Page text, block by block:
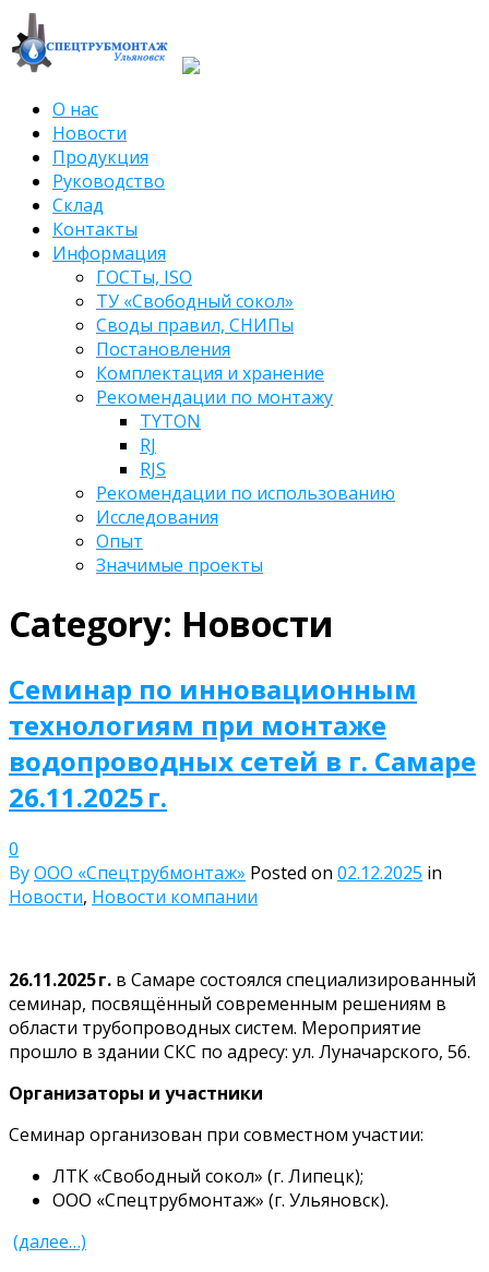
О нас
Новости
Продукция
Руководство
Склад
Контакты
Информация
ГОСТы, ISO
ТУ «Свободный сокол»
Своды правил, СНИПы
Постановления
Комплектация и хранение
Рекомендации по монтажу
TYTON
RJ
RJS
Рекомендации по использованию
Исследования
Опыт
Значимые проекты
Category: Новости
Семинар по инновационным
технологиям при монтаже
водопроводных сетей в г. Самаре
26.11.2025 г.
0
ByООО «Спецтрубмонтаж» Posted on 02.12.2025 in
Новости, Новости компании
26.11.2025 г. в Самаре состоялся специализированный
семинар, посвящённый современным решениям в
области трубопроводных систем. Мероприятие
прошло в здании СКС по адресу: ул. Луначарского, 56.
Организаторы и участники
Семинар организован при совместном участии:
ЛТК «Свободный сокол» (г. Липецк);
ООО «Спецтрубмонтаж» (г. Ульяновск).
(далее…)